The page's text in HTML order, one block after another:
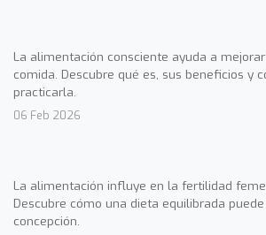
La alimentación consciente ayuda a
comida. Descubre qué es, sus beneficios y
practicarla.
06 Feb 2026
La alimentación influye en la fertilidad
Descubre cómo una dieta equilibrada
concepción.